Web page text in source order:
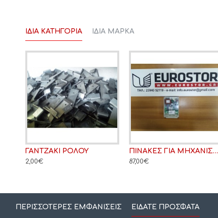
ΊΔΙΑ ΚΑΤΗΓΟΡΊΑ ΊΔΙΑ ΜΆΡΚΑ
ΓΑΝΤΖΑΚΙ ΡΟΛΟΥ
2,00€
ΠΙΝΑΚΕΣ ΓΙΑ ΜΗΧΑΝΙΣΜΟΥΣ
87,00€
ΠΕΡΙΣΣΌΤΕΡΕΣ ΕΜΦΑΝΊΣΕΙΣ ΕΊΔΑΤΕ ΠΡΌΣΦΑΤΑ